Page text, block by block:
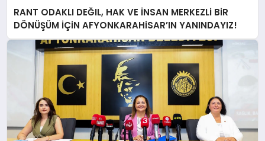
RANT ODAKLI DEĞIL, HAK VE İNSAN MERKEZLi BiR
DÖNÜŞÜM İÇiN AFYONKARAHiSAR’IN YANINDAYIZ!